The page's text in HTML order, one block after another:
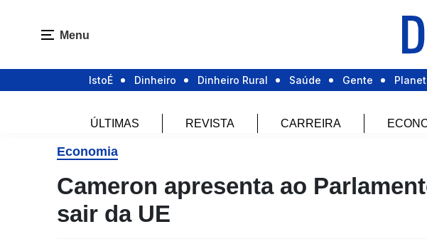
Menu
IstoÉ Dinheiro Dinheiro Rural Saúde Gente
ÚLTIMAS REVISTA CARREIRA
Economia
Cameron apresenta ao
sair da UE